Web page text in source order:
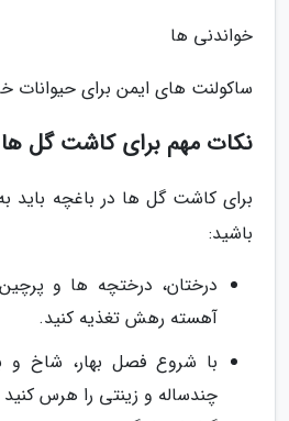
خواندنی ها
ساکولنت های ایمن برای حیوانات
نکات مهم برای کاشت گل ها
برای کاشت گل ها در باغچه باید
باشید:
درختان، درختچه ها و
آهسته رهش تغذیه کنید.
با شروع فصل بهار، شاخ و
چندساله و زینتی را هرس کنید